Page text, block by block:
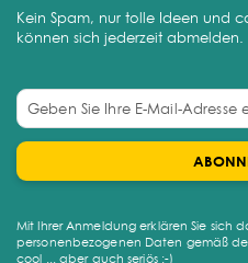
Kein Spam, nur tolle Ideen und
können sich jederzeit abmelden.
Mit Ihrer Anmeldung erklären Sie sich
personenbezogenen Daten gemäß
cool ... aber auch seriös :-)